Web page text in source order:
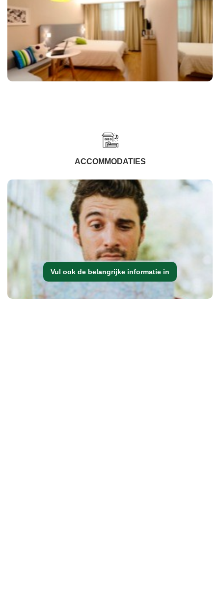
ACCOMMODATIES
Vul ook de belangrijke informatie in